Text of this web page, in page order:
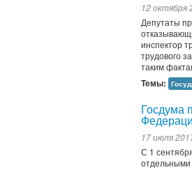
12 октября
Депутаты
инспектор
трудового
таким
Темы:
Госдума
17 июля
С 1